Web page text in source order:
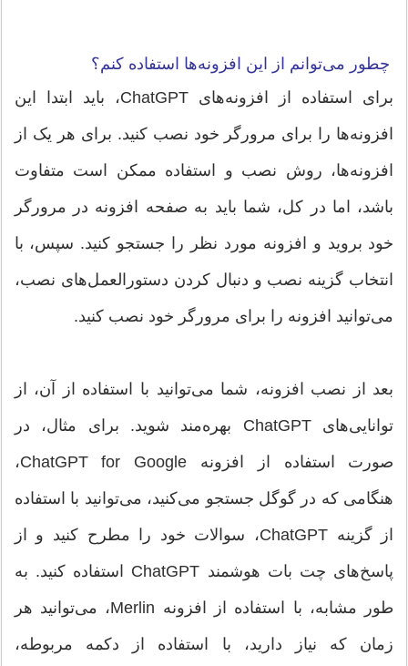
چطور می‌توانم از این افزونه‌ها استفاده کنم؟
برای استفاده از افزونه‌های ChatGPT، باید ابتدا این
افزونه‌ها را برای مرورگر خود نصب کنید. برای هر یک از
افزونه‌ها، روش نصب و استفاده ممکن است متفاوت
باشد، اما در کل، شما باید به صفحه افزونه در مرورگر
خود بروید و افزونه مورد نظر را جستجو کنید. سپس، با
انتخاب گزینه نصب و دنبال کردن دستورالعمل‌های نصب،
می‌توانید افزونه را برای مرورگر خود نصب کنید.
بعد از نصب افزونه، شما می‌توانید با استفاده از آن، از
توانایی‌های ChatGPT بهره‌مند شوید. برای مثال، در
صورت استفاده از افزونه ChatGPT for Google،
هنگامی که در گوگل جستجو می‌کنید، می‌توانید با استفاده
از گزینه ChatGPT، سوالات خود را مطرح کنید و از
پاسخ‌های چت بات هوشمند ChatGPT استفاده کنید. به
طور مشابه، با استفاده از افزونه Merlin، می‌توانید هر
زمان که نیاز دارید، با استفاده از دکمه مربوطه،